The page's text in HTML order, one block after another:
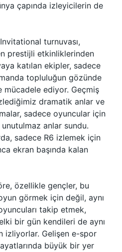
çapında izleyicilerin de
turnuvası,
prestijli etkinliklerinden
katılan ekipler, sadece
topluluğun gözünde
mücadele ediyor. Geçmiş
dramatik anlar ve
sadece oyuncular için
anlar sundu.
sadece R6 izlemek için
ekran başında kalan
özellikle gençler, bu
görmek için değil, aynı
takip etmek,
bir gün kendileri de aynı
izliyorlar. Gelişen e-spor
büyük bir yer